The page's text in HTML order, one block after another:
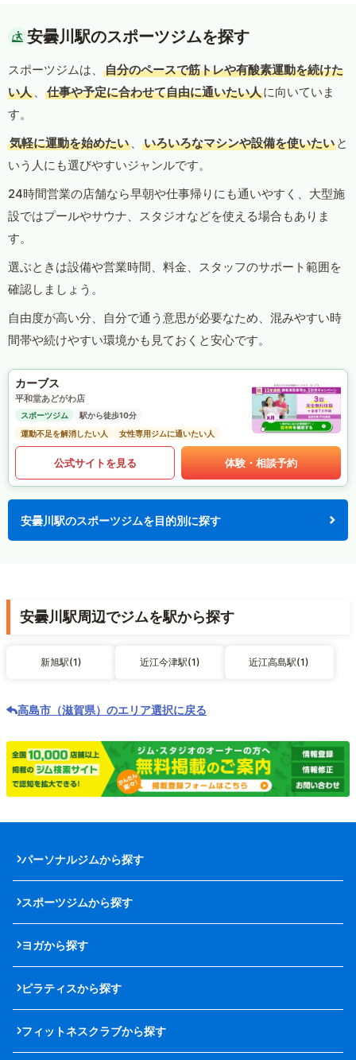
安曇川駅のスポーツジムを探す
スポーツジムは、
自分のペースで筋トレや有酸素運動を続けた
い人 、 仕事や予定に合わせて自由に通いたい人に向いていま
す。
気軽に運動を始めたい 、 いろいろなマシンや設備を使いたい と
いう人にも選びやすいジャンルです。
24時間営業の店舗なら早朝や仕事帰りにも通いやすく、大型施
設ではプールやサウナ、スタジオなどを使える場合もありま
す。
選ぶときは設備や営業時間、料金、スタッフのサポート範囲を
確認しましょう。
自由度が高い分、自分で通う意思が必要なため、混みやすい時
間帯や続けやすい環境かも見ておくと安心です。
カーブス
平和堂あどがわ店
スポーツジム
駅から徒歩10分
運動不足を解消したい人
女性専用ジムに通いたい人
公式サイトを見る 体験・相談予約
安曇川駅のスポーツジムを目的別に探す
安曇川駅周辺でジムを駅から探す
新旭駅(1) 近江今津駅(1) 近江高島駅(1)
高島市（滋賀県）のエリア選択に戻る
パーソナルジムから探す
スポーツジムから探す
ヨガから探す
ピラティスから探す
フィットネスクラブから探す